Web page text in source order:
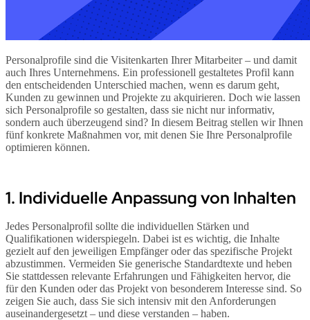
Personalprofile sind die Visitenkarten Ihrer Mitarbeiter – und damit
auch Ihres Unternehmens. Ein professionell gestaltetes Profil kann
den entscheidenden Unterschied machen, wenn es darum geht,
Kunden zu gewinnen und Projekte zu akquirieren. Doch wie lassen
sich Personalprofile so gestalten, dass sie nicht nur informativ,
sondern auch überzeugend sind? In diesem Beitrag stellen wir Ihnen
fünf konkrete Maßnahmen vor, mit denen Sie Ihre Personalprofile
optimieren können.
1. Individuelle Anpassung von Inhalten
Jedes Personalprofil sollte die individuellen Stärken und
Qualifikationen widerspiegeln. Dabei ist es wichtig, die Inhalte
gezielt auf den jeweiligen Empfänger oder das spezifische Projekt
abzustimmen. Vermeiden Sie generische Standardtexte und heben
Sie stattdessen relevante Erfahrungen und Fähigkeiten hervor, die
für den Kunden oder das Projekt von besonderem Interesse sind. So
zeigen Sie auch, dass Sie sich intensiv mit den Anforderungen
auseinandergesetzt – und diese verstanden – haben.